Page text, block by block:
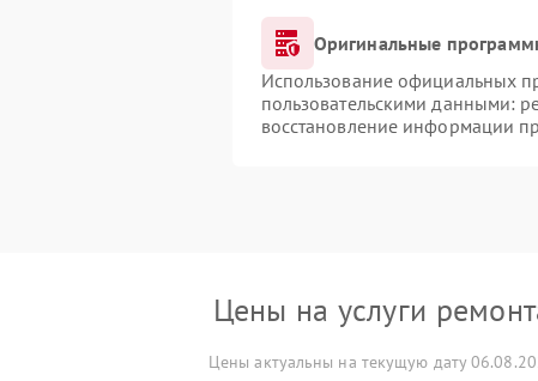
Оригинальные
Использование официальных
пользовательскими данными:
восстановление информации
Цены на услуги
Цены актуальны на текущую дату